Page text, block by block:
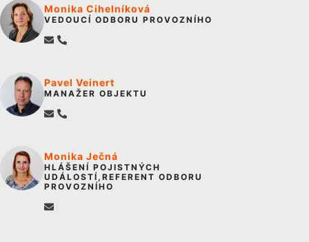
Monika Cihelníková
VEDOUCÍ ODBORU PROVOZNÍHO
Pavel Veinert
MANAŽER OBJEKTU
Monika Ječná
HLÁŠENÍ POJISTNÝCH
UDÁLOSTÍ,REFERENT ODBORU
PROVOZNÍHO